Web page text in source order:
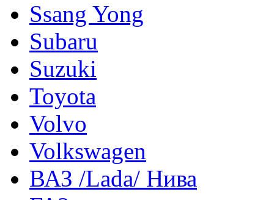
Ssang Yong
Subaru
Suzuki
Toyota
Volvo
Volkswagen
ВАЗ /Lada/ Нива